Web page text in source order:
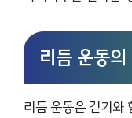
리듬 운동의
리듬 운동은 걷기와